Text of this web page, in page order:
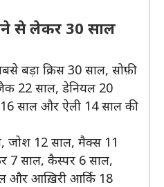
से लेकर 30 साल
बड़ा क्रिस 30 साल, सोफ़ी
22 साल, डेनियल 20
साल और ऐली 14 साल की
जोश 12 साल, मैक्स 11
7 साल, कैस्पर 6 साल,
और आख़िरी आर्कि 18